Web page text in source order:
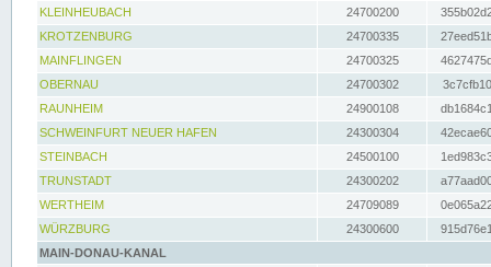
KLEINHEUBACH 24700200
KROTZENBURG
24700335
MAINFLINGEN
24700325
OBERNAU
24700302
RAUNHEIM
24900108
SCHWEINFURT NEUER HAFEN
24300304
STEINBACH
24500100
TRUNSTADT
24300202
WERTHEIM
24709089
WÜRZBURG
24300600
MAIN-DONAU-KANAL